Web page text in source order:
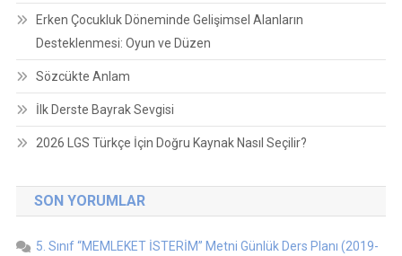
Erken Çocukluk Döneminde Gelişimsel Alanların
Desteklenmesi: Oyun ve Düzen
Sözcükte Anlam
İlk Derste Bayrak Sevgisi
2026 LGS Türkçe İçin Doğru Kaynak Nasıl Seçilir?
SON YORUMLAR
5. Sınıf “MEMLEKET İSTERİM” Metni Günlük Ders Planı (2019-